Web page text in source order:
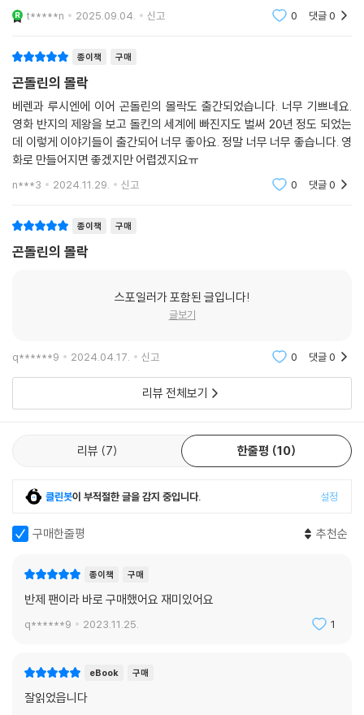
이렇듯 톨킨의 많은 작품은 『호빗』과 『반지의 제왕』, 그리고 몇 가지 동화·
토퍼 톨킨(1924~2020)이 서재에서 발견한 원고들을 정리·편집하여 톨
킨 사후 작품 중 다수를 출간하였지만, 오랜 시간 동안 한국어로는 번역되
지 못했다. 톨킨의 작품을 더 폭넓게 이해하는 데 있어 이 점은 오랫동안 높
은 장벽으로 남아 있었다.
북이십일 아르테에서는 지난 2018년부터 톨킨의 다양한 저작에 대한 번
역 출판과 기존 번역의 재검토를 추진하여 2021년부터 톨킨의 책들을 출
『끝나지 않은 이야기』(2022)의 뒤를 이어 2023년 톨킨 세계관에서 가장
핵심을 이루는 작품들 중 일부인 『후린의 아이들』, 『베렌과 루시엔』, 『곤돌
린의 몰락』을 출간, 앞으로도 톨킨의 책들을 꾸준히 선보일 계획이다. 옥스
자』에 이어 『햄의 농부 가일스』, 『톰 봄바딜의 모험』, 『큰 우튼의 대장장
이』, 『로버랜덤』, 『톨킨의 편지들-개정증보판』 등 더욱 폭넓고 깊이 있는
t*****n 2025.09.04. 신고 0 댓글0
종이책 구매
곤돌린의 몰락
베렌과 루시엔에 이어 곤돌린의 몰락도 출간되었습니다. 너무 기쁘네요.
영화 반지의 제왕을 보고 돌킨의 세계에 빠진지도 벌써 20년 정도 되었는
데 이렇게 이야기들이 출간되어 너무 좋아요. 정말 너무 너무 좋습니다. 영
화로 만들어지면 좋겠지만 어렵겠지요ㅠ
n***3 2024.11.29. 신고 0 댓글0
종이책 구매
곤돌린의 몰락
스포일러가 포함된 글입니다!
글보기
q******9 2024.04.17. 신고 0 댓글0
리뷰 전체보기
리뷰 7 한줄평 10
클린봇이 부적절한 글을 감지 중입니다. 설정
구매한줄평 추천순
종이책 구매
반제 팬이라 바로 구매했어요 재미있어요
q******9 2023.11.25. 1
eBook 구매
잘읽었읍니다